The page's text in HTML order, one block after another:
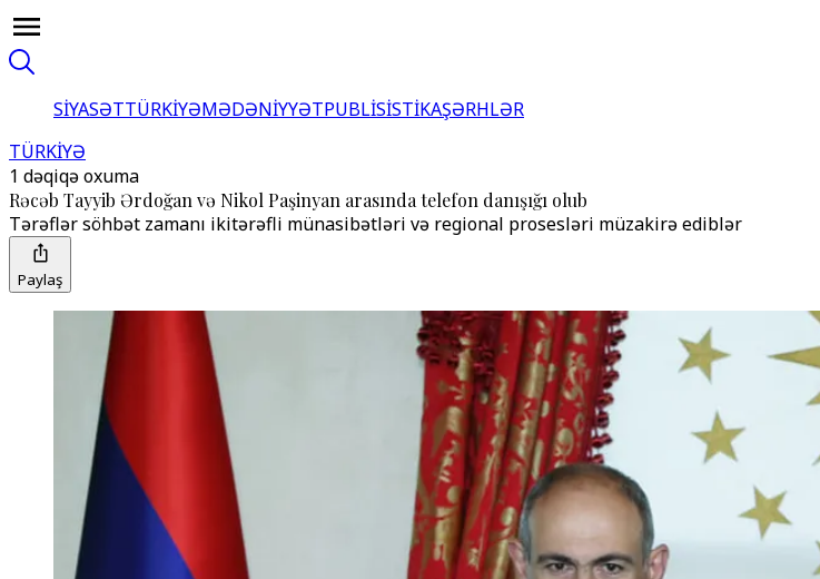
SİYASƏTTÜRKİYƏMƏDƏNİYYƏTPUBLİSİSTİKAŞƏRHLƏR
TÜRKİYƏ
1 dəqiqə oxuma
Rəcəb Tayyib Ərdoğan və Nikol Paşinyan arasında telefon danışığı olub
Tərəflər söhbət zamanı ikitərəfli münasibətləri və regional prosesləri müzakirə ediblər
Paylaş